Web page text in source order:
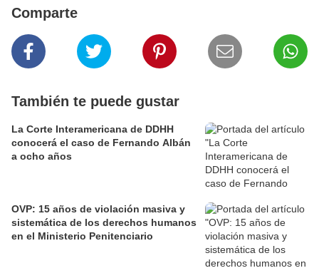
Comparte
También te puede gustar
La Corte Interamericana de DDHH
conocerá el caso de Fernando Albán
a ocho años
OVP: 15 años de violación masiva y
sistemática de los derechos humanos
en el Ministerio Penitenciario